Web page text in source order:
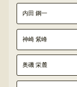
内田 鋼一
神崎 紫峰
奥磯 栄麓